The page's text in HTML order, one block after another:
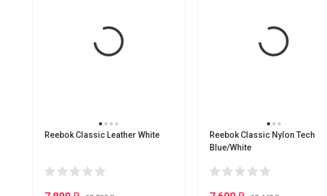
Reebok Classic Leather White
Reebok Classic Nylon Tech
Blue/White